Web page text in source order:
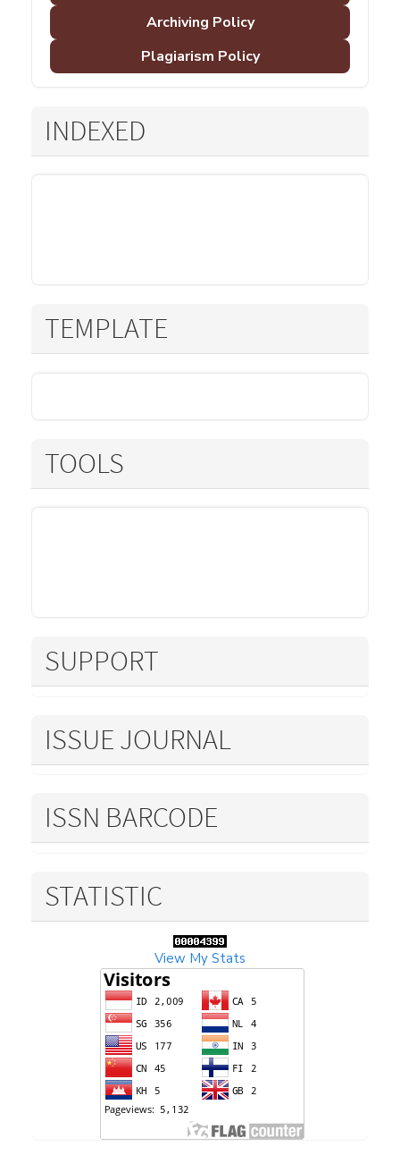
Archiving Policy
Plagiarism Policy
INDEXED
TEMPLATE
TOOLS
SUPPORT
ISSUE JOURNAL
ISSN BARCODE
STATISTIC
View My Stats